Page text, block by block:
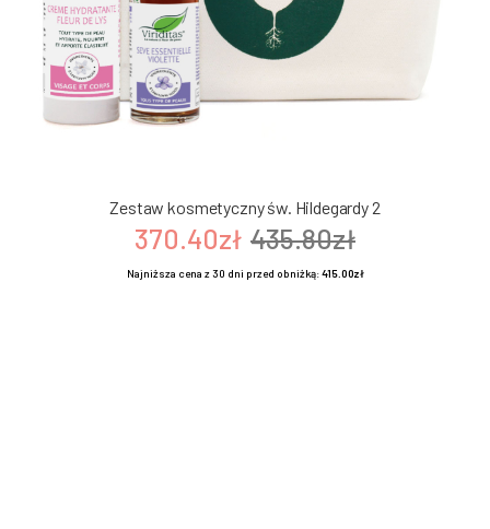
Zestaw kosmetyczny św. Hildegardy 2
370.40zł 435.80zł
Najniższa cena z 30 dni przed obniżką:415.00zł